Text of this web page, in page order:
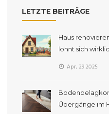
LETZTE BEITRÄGE
Haus
lohnt sich
Apr, 29 2025
Übergänge im